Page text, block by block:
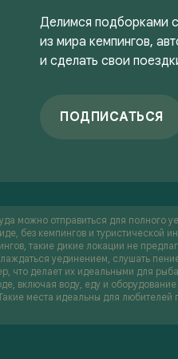
Делимся подборками
из мира кемпингов,
и сделать свои
ПОДПИСАТЬСЯ
можно отправиться для
без кемпингов и туристической
такие дикие локации не
уединением, слушать
что делает их идеальными для
включая воду, еду и
места идеальны для